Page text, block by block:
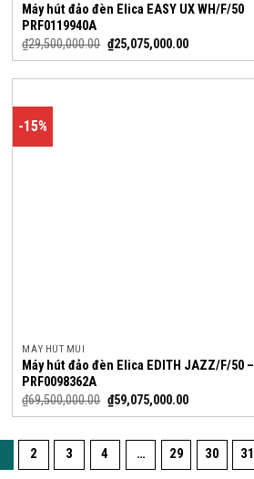
Máy hút đảo đèn Elica EASY UX WH/F/50
PRF0119940A
₫29,500,000.00 ₫25,075,000.00
-15%
MÁY HÚT MÙI
Máy hút đảo đèn Elica EDITH JAZZ/F/50 –
PRF0098362A
₫69,500,000.00 ₫59,075,000.00
2 3 4 … 29 30 31